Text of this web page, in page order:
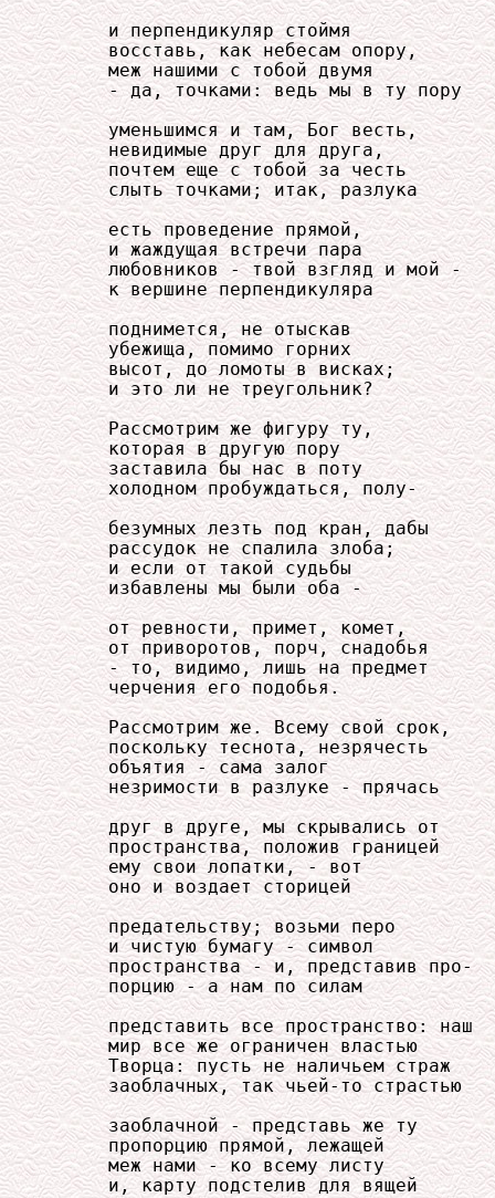
     и перпендикуляр стоймя
     восставь, как небесам опору,
     меж нашими с тобой двумя
     - да, точками: ведь мы в ту пору
     уменьшимся и там, Бог весть,
     невидимые друг для друга,
     почтем еще с тобой за честь
     слыть точками; итак, разлука
     есть проведение прямой,
     и жаждущая встречи пара
     любовников - твой взгляд и мой -
     к вершине перпендикуляра
     поднимется, не отыскав
     убежища, помимо горних
     высот, до ломоты в висках;
     и это ли не треугольник?
     Рассмотрим же фигуру ту,
     которая в другую пору
     заставила бы нас в поту
     холодном пробуждаться, полу-
     безумных лезть под кран, дабы
     рассудок не спалила злоба;
     и если от такой судьбы
     избавлены мы были оба -
     от ревности, примет, комет,
     от приворотов, порч, снадобья
     - то, видимо, лишь на предмет
     черчения его подобья.
     Рассмотрим же. Всему свой срок,
     поскольку теснота, незрячесть
     объятия - сама залог
     незримости в разлуке - прячась
     друг в друге, мы скрывались от
     пространства, положив границей
     ему свои лопатки, - вот
     оно и воздает сторицей
     предательству; возьми перо
     и чистую бумагу - символ
     пространства - и, представив про-
     порцию - а нам по силам
     представить все пространство: наш
     мир все же ограничен властью
     Творца: пусть не наличьем страж
     заоблачных, так чьей-то страстью
     заоблачной - представь же ту
     пропорцию прямой, лежащей
     меж нами - ко всему листу
     и, карту подстелив для вящей